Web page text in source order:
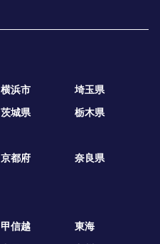
横浜市
埼玉県
茨城県 栃木県
京都府
奈良県
甲信越
東海